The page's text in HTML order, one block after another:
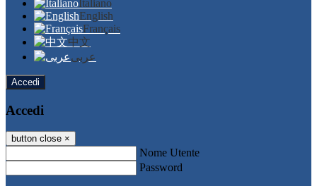
Italiano
English
Français
中文
عربى
Accedi
Accedi
button close ×
Nome Utente
Password